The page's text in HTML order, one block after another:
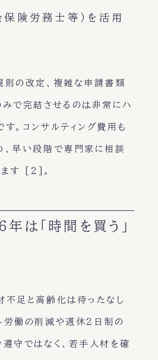
険労務士等）を活用
則の改定、複雑な申請書類
みで完結させるのは非常にハ
。コンサルティング費用も
、早い段階で専門家に相談
ます [2]。
は「時間を買う」
不足と高齢化は待ったなし
労働の削減や週休2日制の
守ではなく、若手人材を確